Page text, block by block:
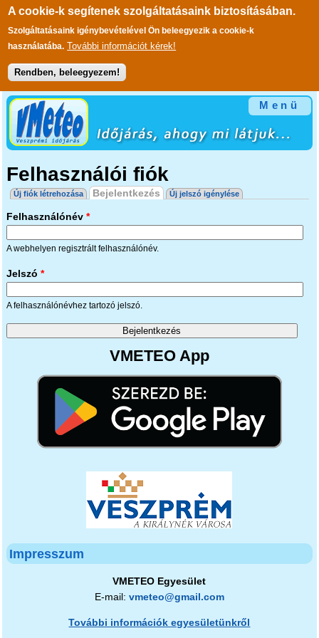
A cookie-k segítenek szolgáltatásaink biztosításában.
Szolgáltatásaink igénybevételével Ön beleegyezik a cookie-k
használatába. További információt kérek!
Rendben, beleegyezem!
Ugrás a tartalomra
Menü
Felhasználói fiók
Elsődleges fülek
Új fiók létrehozása Bejelentkezés (aktív fül)
Új jelszó igénylése
Felhasználónév *
A webhelyen regisztrált felhasználónév.
Jelszó *
A felhasználónévhez tartozó jelszó.
VMETEO App
Impresszum
VMETEO Egyesület
E-mail: vmeteo@gmail.com
További információk egyesületünkről